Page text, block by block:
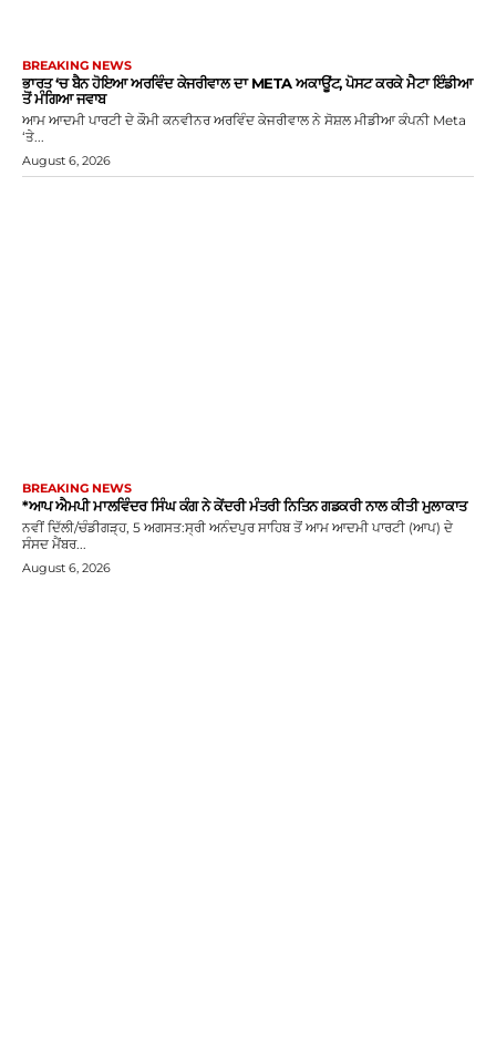
BREAKING NEWS
ਭਾਰਤ ‘ਚ ਬੈਨ ਹੋਇਆ ਅਰਵਿੰਦ ਕੇਜਰੀਵਾਲ ਦਾ META ਅਕਾਊਂਟ, ਪੋਸਟ ਕਰਕੇ ਮੈਟਾ ਇੰਡੀਆ
ਤੋਂ ਮੰਗਿਆ ਜਵਾਬ
ਆਮ ਆਦਮੀ ਪਾਰਟੀ ਦੇ ਕੌਮੀ ਕਨਵੀਨਰ ਅਰਵਿੰਦ ਕੇਜਰੀਵਾਲ ਨੇ ਸੋਸ਼ਲ ਮੀਡੀਆ ਕੰਪਨੀ Meta
‘ਤੇ...
August 6, 2026
BREAKING NEWS
*ਆਪ ਐਮਪੀ ਮਾਲਵਿੰਦਰ ਸਿੰਘ ਕੰਗ ਨੇ ਕੇਂਦਰੀ ਮੰਤਰੀ ਨਿਤਿਨ ਗਡਕਰੀ ਨਾਲ ਕੀਤੀ ਮੁਲਾਕਾਤ
ਨਵੀਂ ਦਿੱਲੀ/ਚੰਡੀਗੜ੍ਹ, 5 ਅਗਸਤ:ਸ੍ਰੀ ਅਨੰਦਪੁਰ ਸਾਹਿਬ ਤੋਂ ਆਮ ਆਦਮੀ ਪਾਰਟੀ (ਆਪ) ਦੇ
ਸੰਸਦ ਮੈਂਬਰ...
August 6, 2026